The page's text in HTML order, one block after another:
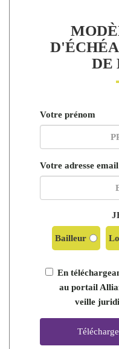
DE
Votre prénom
Votre adresse email
Bailleur
En
au portail
veille